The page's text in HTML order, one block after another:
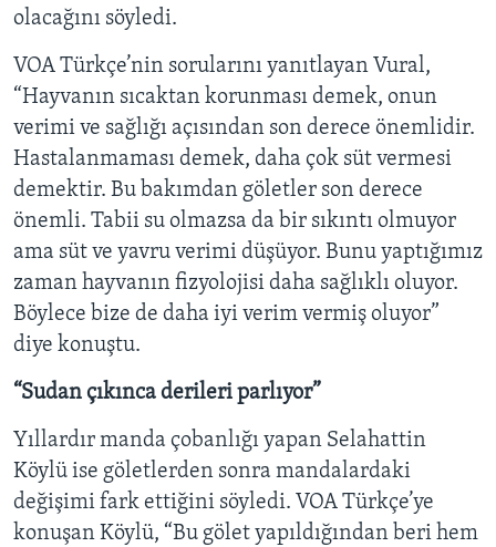
olacağını söyledi.
VOA Türkçe’nin sorularını yanıtlayan Vural,
“Hayvanın sıcaktan korunması demek, onun
verimi ve sağlığı açısından son derece önemlidir.
Hastalanmaması demek, daha çok süt vermesi
demektir. Bu bakımdan göletler son derece
önemli. Tabii su olmazsa da bir sıkıntı olmuyor
ama süt ve yavru verimi düşüyor. Bunu yaptığımız
zaman hayvanın fizyolojisi daha sağlıklı oluyor.
Böylece bize de daha iyi verim vermiş oluyor”
diye konuştu.
“Sudan çıkınca derileri parlıyor”
Yıllardır manda çobanlığı yapan Selahattin
Köylü ise göletlerden sonra mandalardaki
değişimi fark ettiğini söyledi. VOA Türkçe’ye
konuşan Köylü, “Bu gölet yapıldığından beri hem